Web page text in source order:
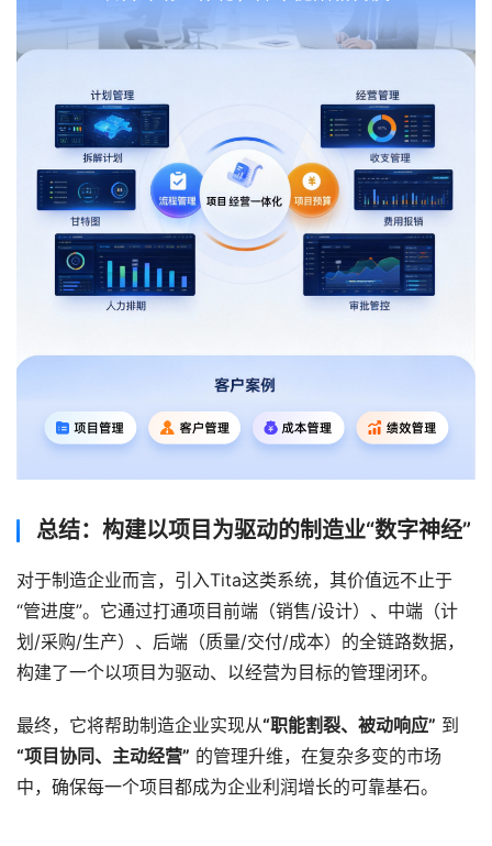
总结：构建以项目为驱动的制造业“数字神经”
对于制造企业而言，引入Tita这类系统，其价值远不止于
“管进度”。它通过打通项目前端（销售/设计）、中端（计
划/采购/生产）、后端（质量/交付/成本）的全链路数据，
构建了一个以项目为驱动、以经营为目标的管理闭环。
最终，它将帮助制造企业实现从“职能割裂、被动响应” 到
“项目协同、主动经营” 的管理升维，在复杂多变的市场
中，确保每一个项目都成为企业利润增长的可靠基石。